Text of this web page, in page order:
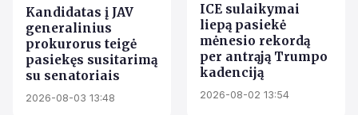
Kandidatas į JAV
generalinius
prokurorus teigė
pasiekęs susitarimą
su senatoriais
2026-08-03 13:48
ICE sulaikymai
liepą pasiekė
mėnesio rekordą
per antrąją Trumpo
kadenciją
2026-08-02 13:54